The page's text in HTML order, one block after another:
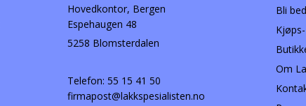
Hovedkontor, Bergen
Espehaugen 48
5258 Blomsterdalen
Telefon: 55 15 41 50
firmapost@lakkspesialisten.no
Bli
Om